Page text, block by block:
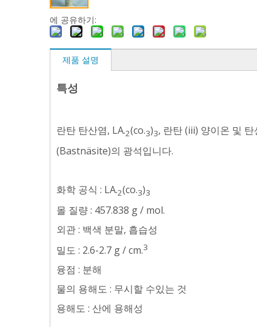
에 공유하기:
제품 설명
특성
란탄 탄산염, LA.2(co.3)3, 란탄 (iii) 양이온 및
(Bastnäsite)의 광석입니다.
화학 공식 : LA.2(co.3)3
몰 질량 : 457.838 g / mol.
외관 : 백색 분말, 흡습성
밀도 : 2.6-2.7 g / cm.3
융점 : 분해
물의 용해도 : 무시할 수있는 것
용해도 : 산에 용해성